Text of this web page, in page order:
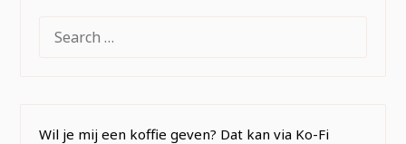
FOR:
Wil je mij een koffie geven? Dat kan via Ko-Fi